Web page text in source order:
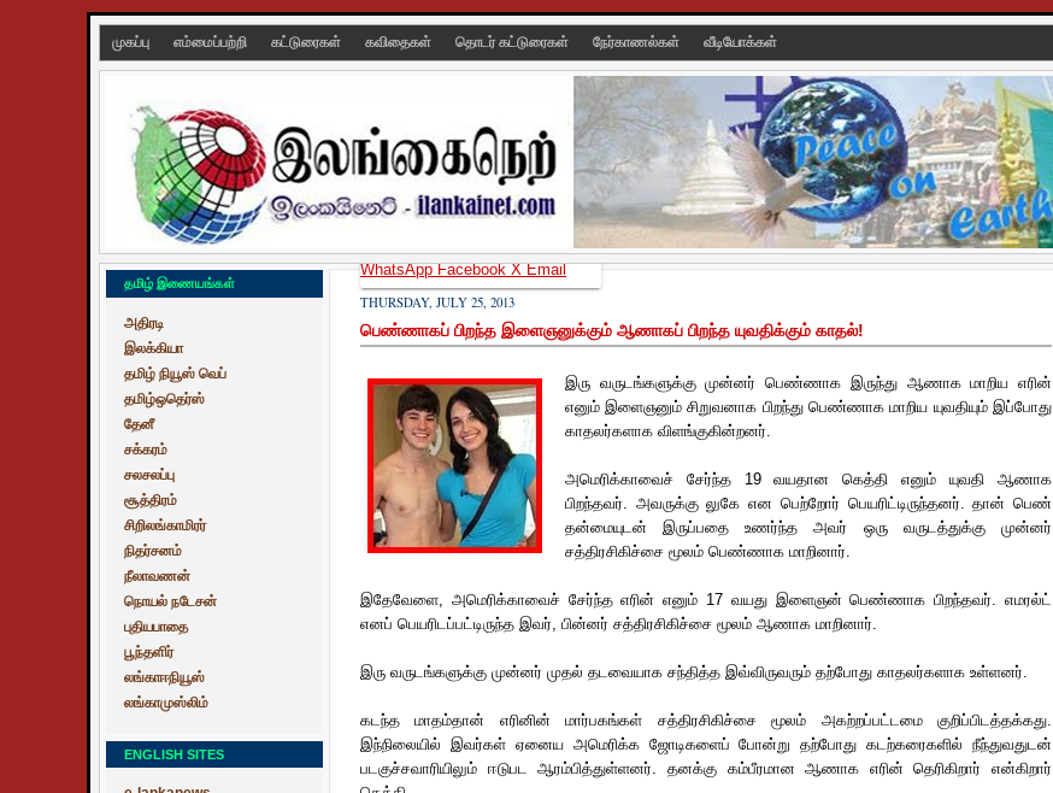
முகப்பு எம்மைப்பற்றி கட்டுரைகள் கவிதைகள் தொடர் கட்டுரைகள் நேர்காணல்கள் வீடியோக்கள்
தமிழ் இணையங்கள்
அதிரடி
இலக்கியா
தமிழ் நியூஸ் வெப்
தமிழ்ஒதெர்ஸ்
தேனீ
சக்கரம்
சலசலப்பு
சூத்திரம்
சிறிலங்காமிரர்
நிதர்சனம்
நீலாவணன்
நொயல் நடேசன்
புதியபாதை
பூந்தளிர்
லங்காஈநியூஸ்
லங்காமுஸ்லிம்
ENGLISH SITES
THURSDAY, JULY 25, 2013
பெண்ணாகப் பிறந்த இளைஞனுக்கும் ஆணாகப் பிறந்த யுவதிக்கும் காதல்!
இரு வருடங்களுக்கு முன்னர் பெண்ணாக இருந்து ஆணாக மாறிய எரின்
எனும் இளைஞனும் சிறுவனாக பிறந்து பெண்ணாக மாறிய யுவதியும் இப்போது
காதலர்களாக விளங்குகின்றனர்.
அமெரிக்காவைச் சேர்ந்த 19 வயதான கெத்தி எனும் யுவதி ஆணாக
பிறந்தவர். அவருக்கு லுகே என பெற்றோர் பெயரிட்டிருந்தனர். தான் பெண்
தன்மையுடன் இருப்பதை உணர்ந்த அவர் ஒரு வருடத்துக்கு முன்னர்
சத்திரசிகிச்சை மூலம் பெண்ணாக மாறினார்.
இதேவேளை, அமெரிக்காவைச் சேர்ந்த எரின் எனும் 17 வயது இளைஞன் பெண்ணாக பிறந்தவர். எமரல்ட்
எனப் பெயரிடப்பட்டிருந்த இவர், பின்னர் சத்திரசிகிச்சை மூலம் ஆணாக மாறினார்.
இரு வருடங்களுக்கு முன்னர் முதல் தடவையாக சந்தித்த இவ்விருவரும் தற்போது காதலர்களாக உள்ளனர்.
கடந்த மாதம்தான் எரினின் மார்பகங்கள் சத்திரசிகிச்சை மூலம் அகற்றப்பட்டமை குறிப்பிடத்தக்கது.
இந்நிலையில் இவர்கள் ஏனைய அமெரிக்க ஜோடிகளைப் போன்று தற்போது கடற்கரைகளில் நீந்துவதுடன்
படகுச்சவாரியிலும் ஈடுபட ஆரம்பித்துள்ளனர். தனக்கு கம்பீரமான ஆணாக எரின் தெரிகிறார் என்கிறார்
WhatsAppFacebookXEmail